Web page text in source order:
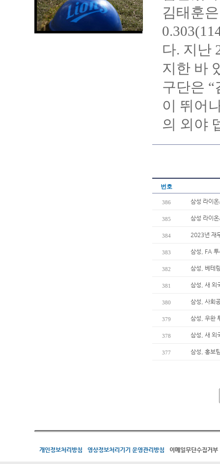
김태훈
다. 지난
지한 바
구단은
이 뛰어
의 외야
번호
386 삼성 라이
385 삼성 라이
384 2023년 재
383 삼성, FA
382 삼성, 베테
381 삼성, 새 외
380 삼성, 사회
379 삼성, 우완
378 삼성, 새 외
377 삼성, 홍보
개인정보처리방침 영상정보처리기기 운영관리방침 이메일무단수집거부